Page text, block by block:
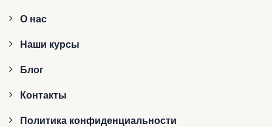
О нас
Наши курсы
Блог
Контакты
Политика конфиденциальности